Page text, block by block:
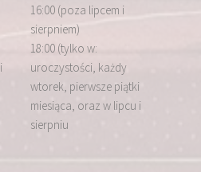
16:00 (poza lipcem i
sierpniem)
18:00 (tylko w:
uroczystości, każdy
wtorek, pierwsze piątki
miesiąca, oraz w lipcu i
sierpniu